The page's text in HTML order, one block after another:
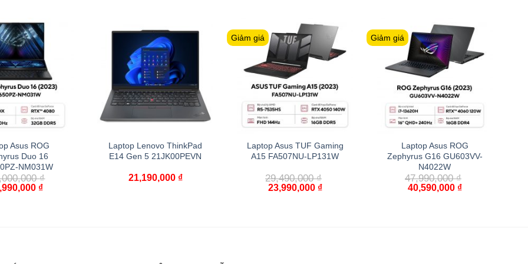
Asus ROG
Duo 16
NM031W
₫
₫
Laptop Lenovo ThinkPad
E14 Gen 5 21JK00PEVN
21,190,000 ₫
Giảm giá
Laptop Asus TUF Gaming
A15 FA507NU-LP131W
29,490,000₫
23,990,000 ₫
Giảm giá
Laptop Asus ROG
Zephyrus G16 GU603VV-
N4022W
47,990,000₫
40,590,000 ₫